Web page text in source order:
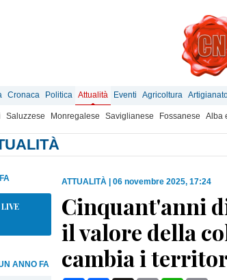
Cronaca Politica Attualità Eventi Agricoltura
Saluzzese Monregalese Saviglianese Fossanese Alba
ANNO FA
ATTUALITÀ 06 novembre 2025, 17:24
Cinquant'anni
il valore della
cambia i